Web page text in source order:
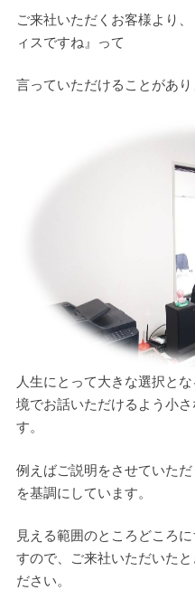
ご来社いただくお客様より
ィスですね』って
言っていただけることがあり
人生にとって大きな選択と
境でお話いただけるよう小
す。
例えばご説明をさせていた
を基調にしています。
見える範囲のところどころ
すので、ご来社いただいた
ださい。